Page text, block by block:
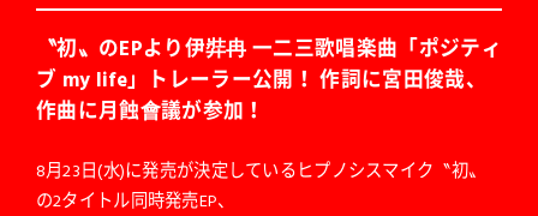
〝初〟のEPより伊弉冉 一二三歌唱楽曲「ポジティ
ブ my life」トレーラー公開！ 作詞に宮田俊哉、
作曲に月蝕會議が参加！
8月23日(水)に発売が決定しているヒプノシスマイク〝初〟
の2タイトル同時発売EP、